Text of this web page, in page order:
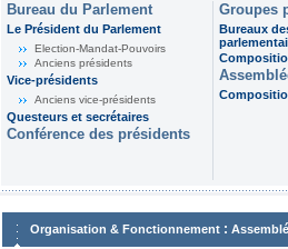
Bureau du Parlement
Le Président du Parlement
Election-Mandat-Pouvoirs
Anciens présidents
Vice-présidents
Anciens vice-présidents
Questeurs et secrétaires
Conférence des présidents
Groupes
Bureaux
Organisation & Fonctionnement :